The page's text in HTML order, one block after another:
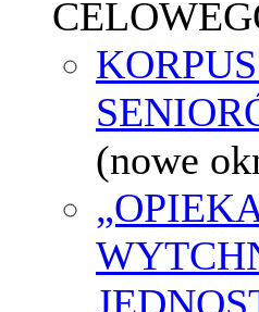
(nowe